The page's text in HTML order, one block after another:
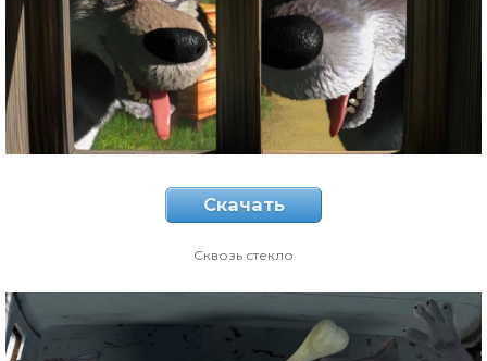
Скачать
Сквозь стекло